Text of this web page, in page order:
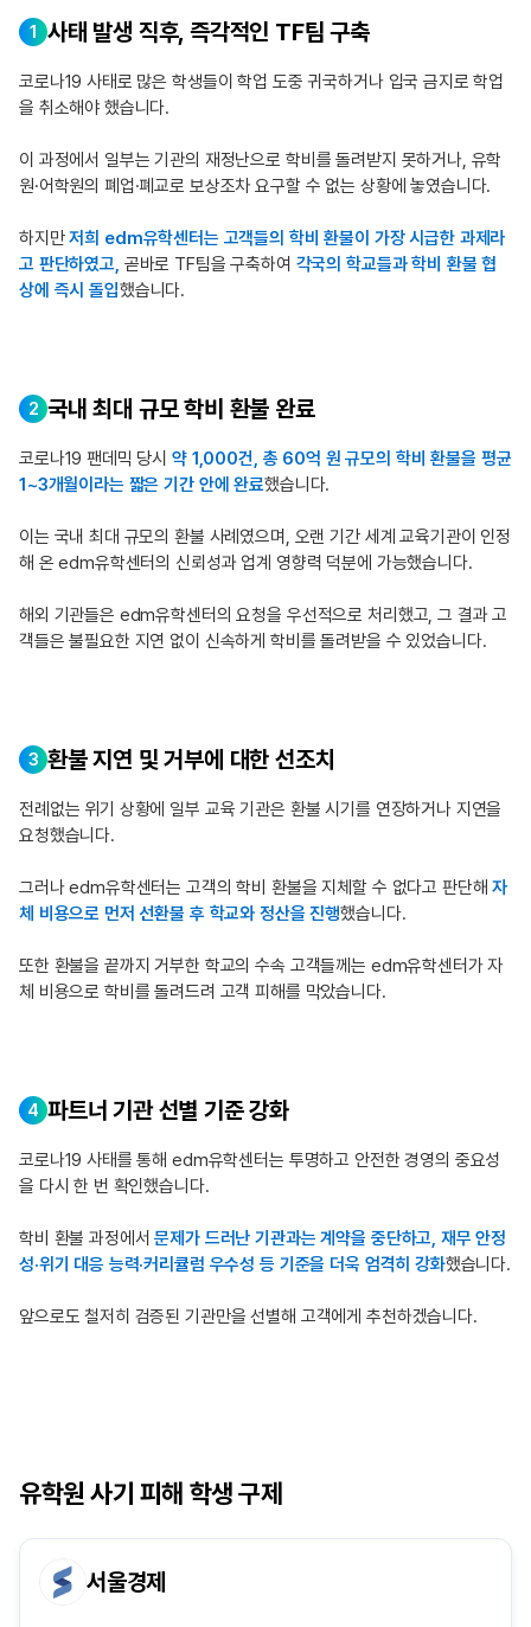
1 사태 발생 직후, 즉각적인 TF팀 구축
코로나19 사태로 많은 학생들이 학업 도중 귀국하거나 입국 금지로 학업
을 취소해야 했습니다.
이 과정에서 일부는 기관의 재정난으로 학비를 돌려받지 못하거나, 유학
원·어학원의 폐업·폐교로 보상조차 요구할 수 없는 상황에 놓였습니다.
하지만저희 edm유학센터는 고객들의 학비 환불이 가장 시급한 과제라
고 판단하였고, 곧바로 TF팀을 구축하여 각국의 학교들과 학비 환불 협
상에 즉시 돌입했습니다.
2 국내 최대 규모 학비 환불 완료
코로나19 팬데믹 당시약 1,000건, 총 60억 원 규모의 학비 환불을 평균
1~3개월이라는 짧은 기간 안에 완료했습니다.
이는 국내 최대 규모의 환불 사례였으며, 오랜 기간 세계 교육기관이 인정
해 온 edm유학센터의 신뢰성과 업계 영향력 덕분에 가능했습니다.
해외 기관들은 edm유학센터의 요청을 우선적으로 처리했고,그 결과 고
객들은 불필요한 지연 없이 신속하게 학비를 돌려받을 수 있었습니다.
3 환불 지연 및 거부에 대한 선조치
전례없는 위기 상황에 일부 교육 기관은 환불 시기를 연장하거나 지연을
요청했습니다.
그러나 edm유학센터는 고객의 학비 환불을 지체할 수 없다고 판단해자
체 비용으로 먼저 선환불 후 학교와 정산을 진행했습니다.
또한 환불을 끝까지 거부한 학교의 수속 고객들께는 edm유학센터가 자
체 비용으로 학비를 돌려드려 고객 피해를 막았습니다.
4 파트너 기관 선별 기준 강화
코로나19 사태를 통해 edm유학센터는 투명하고 안전한 경영의 중요성
을 다시 한 번 확인했습니다.
학비 환불 과정에서문제가 드러난 기관과는 계약을 중단하고, 재무 안정
성·위기 대응 능력·커리큘럼 우수성 등 기준을 더욱 엄격히 강화했습니다.
앞으로도 철저히 검증된 기관만을 선별해 고객에게 추천하겠습니다.
유학원 사기 피해 학생 구제
서울경제